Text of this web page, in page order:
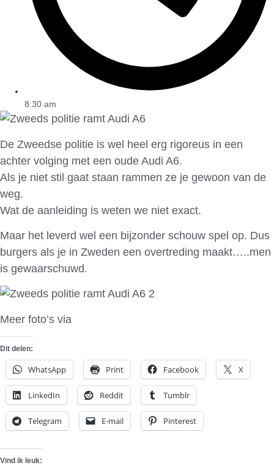
8:30 am
De Zweedse politie is wel heel erg rigoreus in een
achter volging met een oude Audi A6.
Als je niet stil gaat staan rammen ze je gewoon van de
weg.
Wat de aanleiding is weten we niet exact.
Maar het leverd wel een bijzonder schouw spel op. Dus
burgers als je in Zweden een overtreding maakt…..men
is gewaarschuwd.
Meer foto’s via
Dit delen:
WhatsApp Print Facebook X
LinkedIn Reddit Tumblr
Telegram E-mail Pinterest
Vind ik leuk: